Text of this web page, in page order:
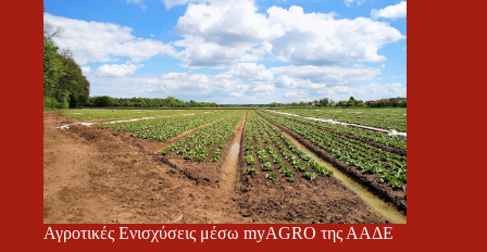
Αγροτικές Ενισχύσεις μέσω myAGRO της ΑΑΔΕ